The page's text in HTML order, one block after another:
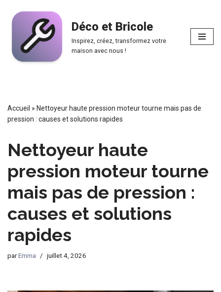
contenu
Déco et Bricole
Inspirez, créez, transformez votre
maison avec nous !
Accueil » Nettoyeur haute pression moteur tourne mais pas de
pression : causes et solutions rapides
Nettoyeur haute
pression moteur tourne
mais pas de pression :
causes et solutions
rapides
parEmma juillet 4, 2026